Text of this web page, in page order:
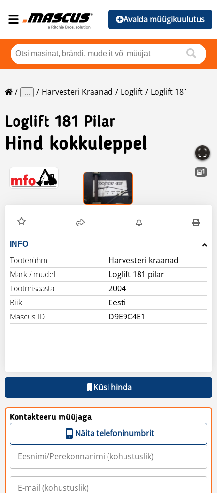
Avalda müügikuulutus
... Harvesteri Kraanad Loglift Loglift 181
Loglift 181 Pilar
Hind kokkuleppel
1
INFO
Tooterühm
Harvesteri kraanad
Mark / mudel
Loglift 181 pilar
Tootmisaasta
2004
Riik
Eesti
Mascus ID
D9E9C4E1
Küsi hinda
Kontakteeru müüjaga
Näita telefoninumbrit